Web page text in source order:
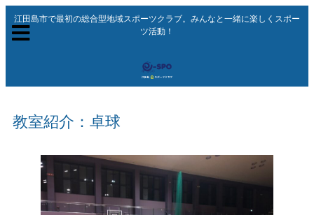
江田島市で最初の総合型地域スポーツクラブ。みんなと一緒に楽しくスポー
ツ活動！
教室紹介：卓球